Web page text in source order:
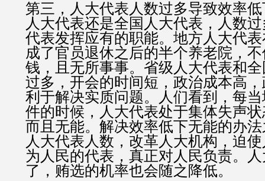
第三，人大代表人数过多导致效率
人大代表还是全国人大代表，人数
代表发挥应有的职能。地方人大代
成了官员退休之后的半个养老院，
钱，且无所事事。省级人大代表和
过多，开会的时间短，政治成本高
利于解决实质问题。人们看到，每
件的时候，人大代表处于集体失声
而且无能。解决效率低下无能的办
人大代表人数，改革人大机构，迫
为人民的代表，真正对人民负责。
了，贿选的机率也会随之降低。